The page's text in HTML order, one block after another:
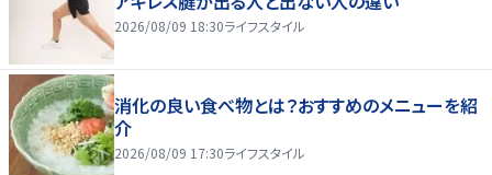
2026/08/09 18:30ライフスタイル
消化の良い食べ物とは？おすすめのメニューを紹
介
2026/08/09 17:30ライフスタイル